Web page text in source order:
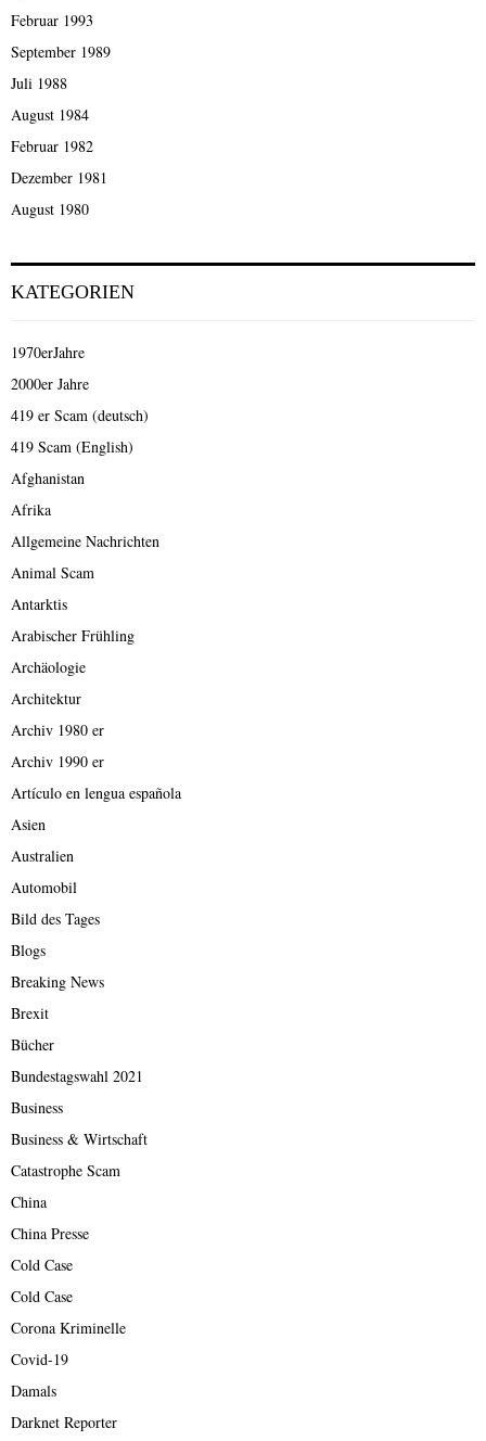
Februar 1993
September 1989
Juli 1988
August 1984
Februar 1982
Dezember 1981
August 1980
KATEGORIEN
1970erJahre
2000er Jahre
419 er Scam (deutsch)
419 Scam (English)
Afghanistan
Afrika
Allgemeine Nachrichten
Animal Scam
Antarktis
Arabischer Frühling
Archäologie
Architektur
Archiv 1980 er
Archiv 1990 er
Artículo en lengua española
Asien
Australien
Automobil
Bild des Tages
Blogs
Breaking News
Brexit
Bücher
Bundestagswahl 2021
Business
Business & Wirtschaft
Catastrophe Scam
China
China Presse
Cold Case
Cold Case
Corona Kriminelle
Covid-19
Damals
Darknet Reporter